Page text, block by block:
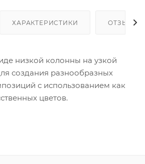
ХАРАКТЕРИСТИКИ ОТЗЫВЫ
низкой колонны на узкой
создания разнообразных
с использованием как
цветов.